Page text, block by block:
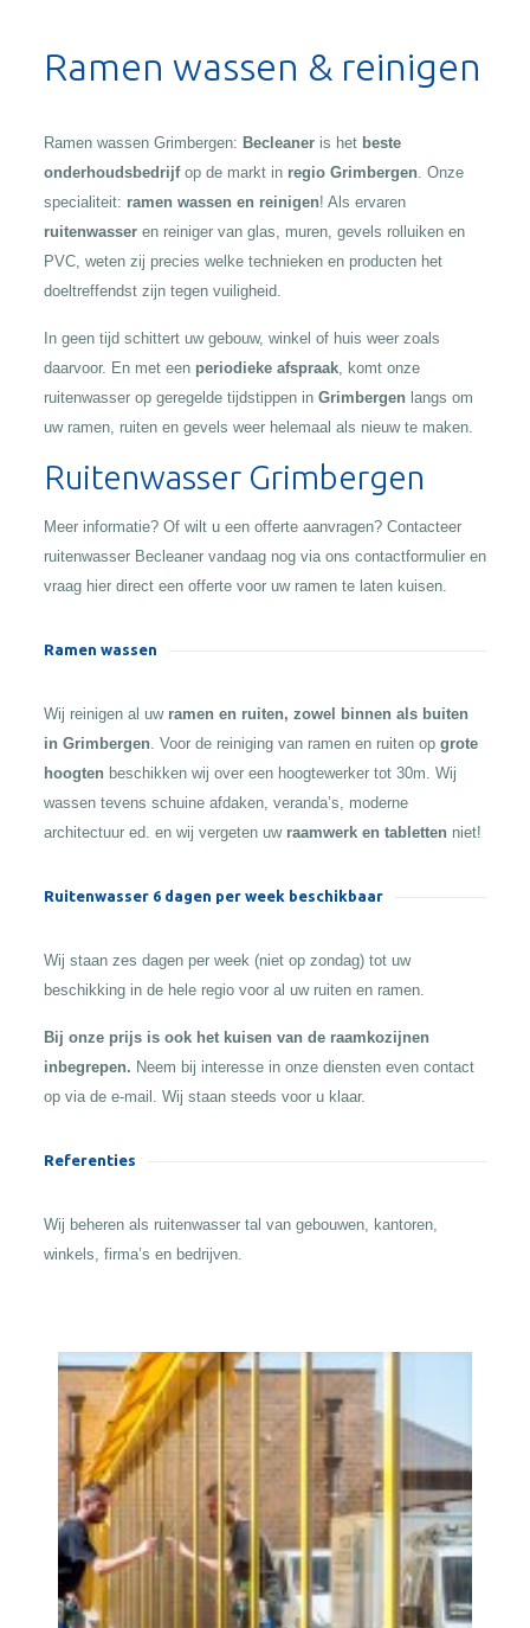
Ramen wassen & reinigen
Ramen wassen Grimbergen: Becleaneris het beste
onderhoudsbedrijfop de markt in regio Grimbergen. Onze
specialiteit: ramen wassen en reinigen! Als ervaren
ruitenwasseren reiniger van glas, muren, gevels rolluiken en
PVC, weten zij precies welke technieken en producten het
doeltreffendst zijn tegen vuiligheid.
In geen tijd schittert uw gebouw, winkel of huis weer zoals
daarvoor. En met een periodieke afspraak, komt onze
ruitenwasser op geregelde tijdstippen in Grimbergen langs om
uw ramen, ruiten en gevels weer helemaal als nieuw te maken.
Ruitenwasser Grimbergen
Meer informatie? Of wilt u een offerte aanvragen? Contacteer
ruitenwasser Becleaner vandaag nog via ons contactformulier en
vraag hier direct een offerte voor uw ramen te laten kuisen.
Ramen wassen
Wij reinigen al uw ramen en ruiten, zowel binnen als buiten
in Grimbergen. Voor de reiniging van ramen en ruiten op grote
hoogten beschikken wij over een hoogtewerker tot 30m. Wij
wassen tevens schuine afdaken, veranda’s, moderne
architectuur ed. en wij vergeten uw raamwerk en tabletten niet!
Ruitenwasser 6 dagen per week beschikbaar
Wij staan zes dagen per week (niet op zondag) tot uw
beschikking in de hele regio voor al uw ruiten en ramen.
Bij onze prijs is ook het kuisen van de raamkozijnen
inbegrepen. Neem bij interesse in onze diensten even contact
op via de e-mail. Wij staan steeds voor u klaar.
Referenties
Wij beheren als ruitenwasser tal van gebouwen, kantoren,
winkels, firma’s en bedrijven.